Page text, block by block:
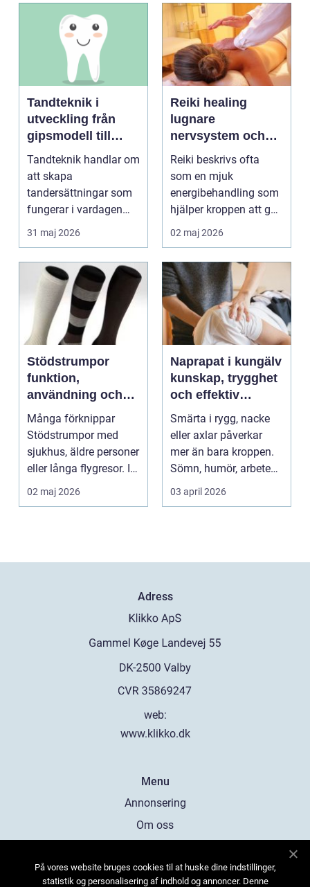
Tandteknik i
utveckling från
gipsmodell till
digitalt arbetsflöde
Tandteknik handlar om
att skapa
tandersättningar som
fungerar i vardagen
kronor, broar,
implantat, ...
31 maj 2026
Reiki healing
lugnare
nervsystem och
djupare
återhämtning
Reiki beskrivs ofta
som en mjuk
energibehandling som
hjälper kroppen att gå
från stressläge till
02 maj 2026
Stödstrumpor
funktion,
användning och
hur du väljer rätt
Många förknippar
Stödstrumpor med
sjukhus, äldre personer
eller långa flygresor. I
verkligheten är d...
02 maj 2026
Naprapat i kungälv
kunskap, trygghet
och effektiv
smärtlindring
Smärta i rygg, nacke
eller axlar påverkar
mer än bara kroppen.
Sömn, humör, arbete
och vardag blir l...
03 april 2026
Adress
web:
www.klikko.dk
Menu
Annonsering
Om oss
Kontakta oss
På vores website bruges cookies til at huske dine indstillinger,
statistik og personalisering af indhold og annoncer. Denne